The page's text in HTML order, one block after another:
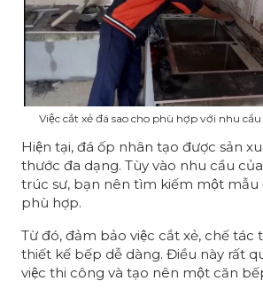
Việc cắt xẻ đá sao cho phù hợp với nhu
Hiện tại, đá ốp nhân tạo được sản
thước đa dạng. Tùy vào nhu cầu
trúc sư, bạn nên tìm kiếm một mẫu
phù hợp.
Từ đó, đảm bảo việc cắt xẻ, chế tác
thiết kế bếp dễ dàng. Điều này rất
việc thi công và tạo nên một căn